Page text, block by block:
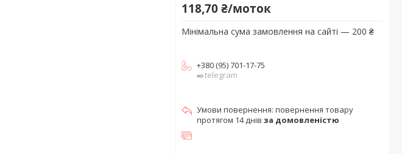
118,70 ₴/моток
Мінімальна сума замовлення на сайті — 200 ₴
+380 (95) 701-17-75
✒️telegram
повернення товару
протягом 14 днів за домовленістю